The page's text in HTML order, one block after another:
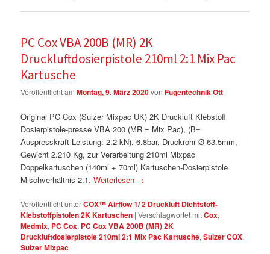
PC Cox VBA 200B (MR) 2K
Druckluftdosierpistole 210ml 2:1 Mix Pac
Kartusche
Veröffentlicht amMontag, 9. März 2020vonFugentechnik Ott
Original PC Cox (Sulzer Mixpac UK) 2K Druckluft Klebstoff
Dosierpistole-presse VBA 200 (MR = Mix Pac), (B=
Auspresskraft-Leistung: 2.2 kN), 6.8bar, Druckrohr Ø 63.5mm,
Gewicht 2.210 Kg, zur Verarbeitung 210ml Mixpac
Doppelkartuschen (140ml + 70ml) Kartuschen-Dosierpistole
Mischverhältnis 2:1.Weiterlesen →
Veröffentlicht unterCOX™ Airflow 1/ 2 Druckluft Dichtstoff-
Klebstoffpistolen 2K Kartuschen |Verschlagwortet mitCox,
Medmix, PC Cox, PC Cox VBA 200B (MR) 2K
Druckluftdosierpistole 210ml 2:1 Mix Pac Kartusche,Sulzer COX,
Sulzer Mixpac